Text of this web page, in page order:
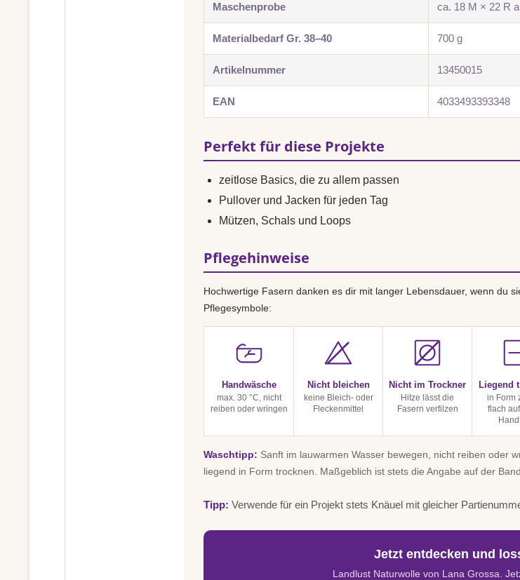
Maschenprobe ca. 18 M × 22 R
Materialbedarf Gr. 38–40 700 g
Artikelnummer 13450015
EAN 4033493393348
Perfekt für diese Projekte
zeitlose Basics, die zu allem passen
Pullover und Jacken für jeden Tag
Mützen, Schals und Loops
Pflegehinweise
Hochwertige Fasern danken es dir mit langer Lebensdauer, wenn du
Pflegesymbole:
Handwäsche
max. 30 °C, nicht
reiben oder wringen
Nicht bleichen
keine Bleich- oder
Fleckenmittel
Nicht im Trockner
Hitze lässt die
Fasern verfilzen
Liegend
in Form
flach
Waschtipp: Sanft im lauwarmen Wasser bewegen, nicht reiben oder
liegend in Form trocknen. Maßgeblich ist stets die Angabe auf der
Tipp: Verwende für ein Projekt stets Knäuel mit gleicher
Jetzt entdecken und
Landlust Naturwolle von Lana Grossa.